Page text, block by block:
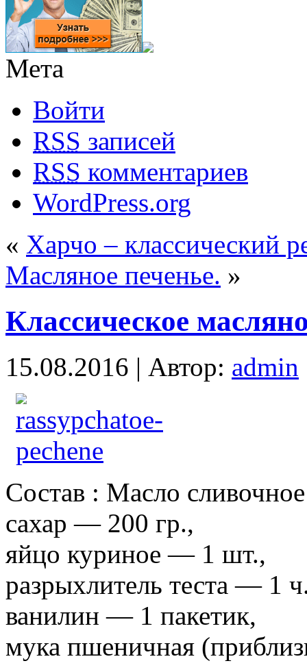
Мета
Войти
RSS записей
RSS комментариев
WordPress.org
« Харчо – классический
Масляное печенье. »
Классическое
15.08.2016 | Автор: admin
Состав : Масло
сахар — 200 гр.,
яйцо куриное — 1 шт.,
разрыхлитель теста — 1
ванилин — 1 пакетик,
мука пшеничная